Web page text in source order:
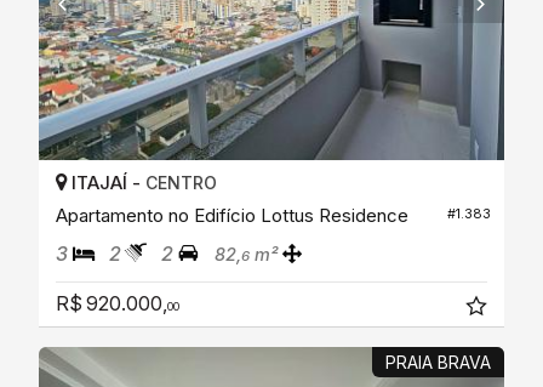
#1.383
ITAJAÍ - CENTRO
Apartamento no Edifício Lottus Residence
3 2 2 82,6 m²
R$ 920.000,00
PRAIA BRAVA